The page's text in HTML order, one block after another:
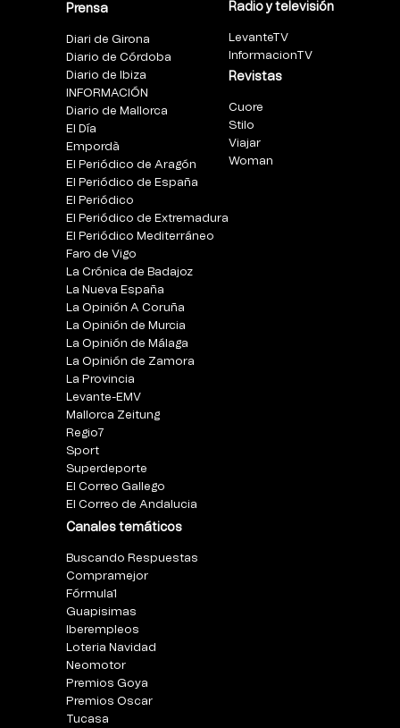
Prensa
Diari de Girona
Diario de Córdoba
Diario de Ibiza
INFORMACIÓN
Diario de Mallorca
El Día
Empordà
El Periódico de Aragón
El Periódico de España
El Periódico
El Periódico de Extremadura
El Periódico Mediterráneo
Faro de Vigo
La Crónica de Badajoz
La Nueva España
La Opinión A Coruña
La Opinión de Murcia
La Opinión de Málaga
La Opinión de Zamora
La Provincia
Levante-EMV
Mallorca Zeitung
Regio7
Sport
Superdeporte
El Correo Gallego
El Correo de Andalucia
Canales temáticos
Buscando Respuestas
Compramejor
Fórmula1
Guapisimas
Iberempleos
Loteria Navidad
Neomotor
Premios Goya
Premios Oscar
Tucasa
Radio y televisión
LevanteTV
InformacionTV
Revistas
Cuore
Stilo
Viajar
Woman